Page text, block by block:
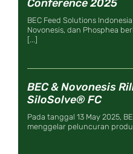
Conference 2025
BEC Feed Solutions
Novonesis, dan Phosphea
[...]
BEC & Novonesis
SiloSolve® FC
Pada tanggal 13 May 2025,
menggelar peluncuran